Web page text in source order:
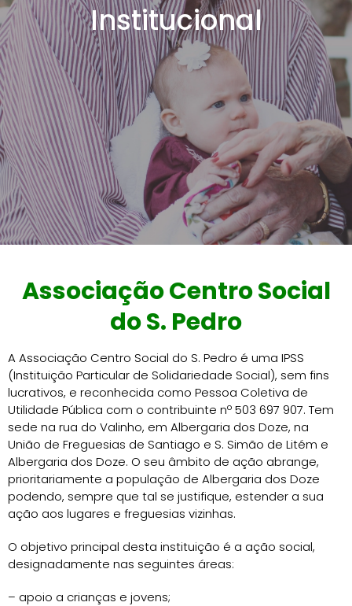
Institucional
Associação Centro Social
do S. Pedro
A Associação Centro Social do S. Pedro é uma IPSS
(Instituição Particular de Solidariedade Social), sem fins
lucrativos, e reconhecida como Pessoa Coletiva de
Utilidade Pública com o contribuinte nº 503 697 907. Tem
sede na rua do Valinho, em Albergaria dos Doze, na
União de Freguesias de Santiago e S. Simão de Litém e
Albergaria dos Doze. O seu âmbito de ação abrange,
prioritariamente a população de Albergaria dos Doze
podendo, sempre que tal se justifique, estender a sua
ação aos lugares e freguesias vizinhas.
O objetivo principal desta instituição é a ação social,
designadamente nas seguintes áreas:
– apoio a crianças e jovens;